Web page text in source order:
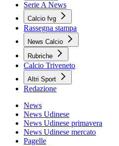
Serie A News
Calcio fvg
Rassegna stampa
News Calcio
Rubriche
Calcio Triveneto
Altri Sport
Redazione
News
News Udinese
News Udinese primavera
News Udinese mercato
Pagelle